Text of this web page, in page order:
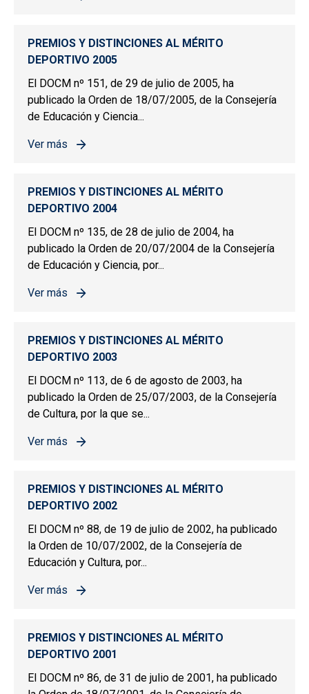
sobre PREMIOS Y DISTINCIONES AL MÉRITO
PREMIOS Y DISTINCIONES AL MÉRITO
DEPORTIVO 2005
El DOCM nº 151, de 29 de julio de 2005, ha
publicado la Orden de 18/07/2005, de la Consejería
de Educación y Ciencia...
Ver más
sobre PREMIOS Y DISTINCIONES AL MÉRITO
PREMIOS Y DISTINCIONES AL MÉRITO
DEPORTIVO 2004
El DOCM nº 135, de 28 de julio de 2004, ha
publicado la Orden de 20/07/2004 de la Consejería
de Educación y Ciencia, por...
Ver más
sobre PREMIOS Y DISTINCIONES AL MÉRITO
PREMIOS Y DISTINCIONES AL MÉRITO
DEPORTIVO 2003
El DOCM nº 113, de 6 de agosto de 2003, ha
publicado la Orden de 25/07/2003, de la Consejería
de Cultura, por la que se...
Ver más
sobre PREMIOS Y DISTINCIONES AL MÉRITO
PREMIOS Y DISTINCIONES AL MÉRITO
DEPORTIVO 2002
El DOCM nº 88, de 19 de julio de 2002, ha publicado
la Orden de 10/07/2002, de la Consejería de
Educación y Cultura, por...
Ver más
sobre PREMIOS Y DISTINCIONES AL MÉRITO
PREMIOS Y DISTINCIONES AL MÉRITO
DEPORTIVO 2001
El DOCM nº 86, de 31 de julio de 2001, ha publicado